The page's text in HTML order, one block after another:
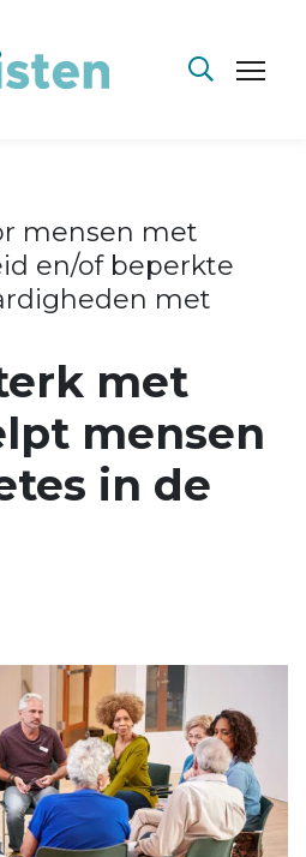
mensen met
en/of beperkte
met
met
mensen
in de